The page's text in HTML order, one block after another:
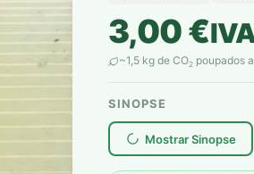
3,00€
~1,5 kg de CO2 poupados
SINOPSE
Mostrar Sinopse
plantar árvores reais